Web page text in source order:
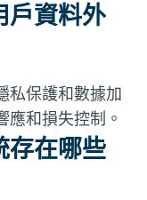
戶資料外
私保護和數據加
應和損失控制。
存在哪些